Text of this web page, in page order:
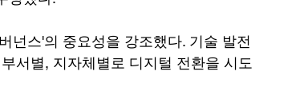
넌스'의 중요성을 강조했다. 기술 발전
서별, 지자체별로 디지털 전환을 시도